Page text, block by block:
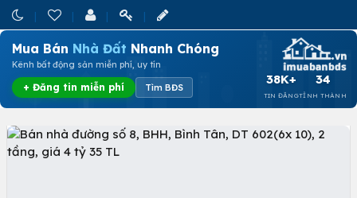
Mua Bán Nhà Đất Nhanh Chóng
Kênh bất động sản miễn phí, uy tín
+ Đăng tin miễn phí Tìm BĐS
38K+
TIN ĐĂNG
34
TỈNH THÀNH